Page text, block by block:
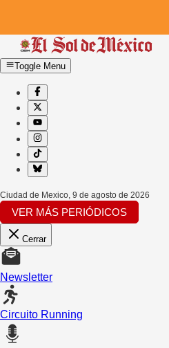
Toggle Menu
Ciudad de Mexico, 9 de agosto de 2026
VER MÁS PERIÓDICOS
Cerrar
Newsletter
Circuito Running